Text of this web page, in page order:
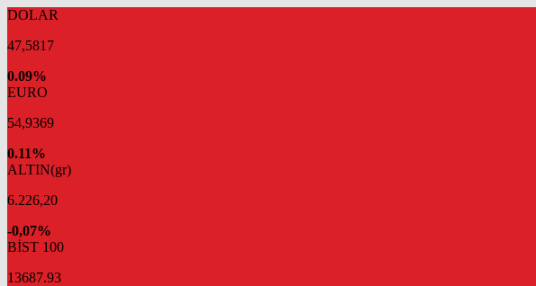
DOLAR
47,5817
0.09%
EURO
54,9369
0.11%
ALTIN(gr)
6.226,20
-0,07%
BİST 100
13687.93